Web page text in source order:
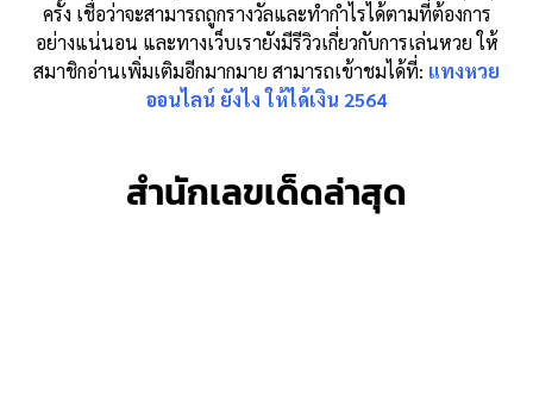
ครั้ง เชื่อว่าจะสามารถถูกรางวัลและทำกำไรได้ตามที่ต้องการ
อย่างแน่นอน และทางเว็บเรายังมีรีวิวเกี่ยวกับการเล่นหวย ให้
สมาชิกอ่านเพิ่มเติมอีกมากมาย สามารถเข้าชมได้ที่: แทงหวย
ออนไลน์ ยังไง ให้ได้เงิน 2564
สำนักเลขเด็ดล่าสุด